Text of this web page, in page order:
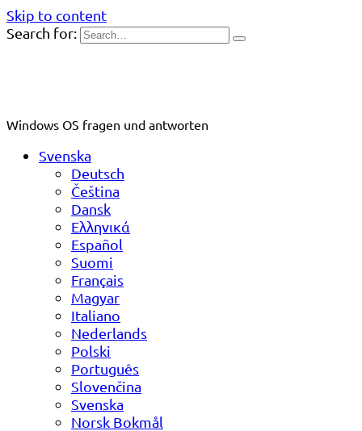
Skip to content
Search for:
Windows OS fragen und antworten
Svenska
Deutsch
Čeština
Dansk
Ελληνικά
Español
Suomi
Français
Magyar
Italiano
Nederlands
Polski
Português
Slovenčina
Svenska
Norsk Bokmål